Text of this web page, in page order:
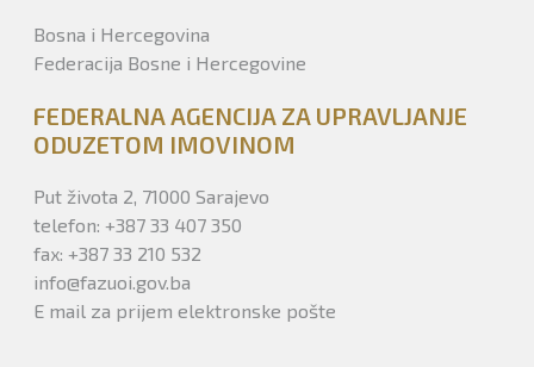
Bosna i Hercegovina
Federacija Bosne i Hercegovine
FEDERALNA AGENCIJA ZA UPRAVLJANJE
ODUZETOM IMOVINOM
Put života 2, 71000 Sarajevo
telefon: +387 33 407 350
fax: +387 33 210 532
info@fazuoi.gov.ba
E mail za prijem elektronske pošte